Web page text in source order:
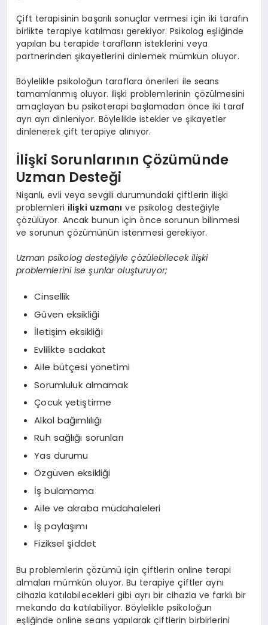
Çift terapisinin başarılı sonuçlar vermesi için iki tarafın
birlikte terapiye katılması gerekiyor. Psikolog eşliğinde
yapılan bu terapide tarafların isteklerini veya
partnerinden şikayetlerini dinlemek mümkün oluyor.
Böylelikle psikoloğun taraflara önerileri ile seans
tamamlanmış oluyor. İlişki problemlerinin çözülmesini
amaçlayan bu psikoterapi başlamadan önce iki taraf
ayrı ayrı dinleniyor. Böylelikle istekler ve şikayetler
dinlenerek çift terapiye alınıyor.
İlişki Sorunlarının Çözümünde
Uzman Desteği
Nişanlı, evli veya sevgili durumundaki çiftlerin ilişki
problemleri ilişki uzmanı ve psikolog desteğiyle
çözülüyor. Ancak bunun için önce sorunun bilinmesi
ve sorunun çözümünün istenmesi gerekiyor.
Uzman psikolog desteğiyle çözülebilecek ilişki
problemlerini ise şunlar oluşturuyor;
Cinsellik
Güven eksikliği
İletişim eksikliği
Evlilikte sadakat
Aile bütçesi yönetimi
Sorumluluk almamak
Çocuk yetiştirme
Alkol bağımlılığı
Ruh sağlığı sorunları
Yas durumu
Özgüven eksikliği
İş bulamama
Aile ve akraba müdahaleleri
İş paylaşımı
Fiziksel şiddet
Bu problemlerin çözümü için çiftlerin online terapi
almaları mümkün oluyor. Bu terapiye çiftler aynı
cihazla katılabilecekleri gibi ayrı bir cihazla ve farklı bir
mekanda da katılabiliyor. Böylelikle psikoloğun
eşliğinde online seans yapılarak çiftlerin birbirlerini